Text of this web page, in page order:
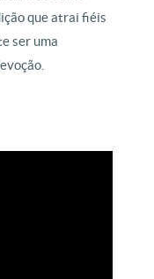
que atrai fiéis
ser uma